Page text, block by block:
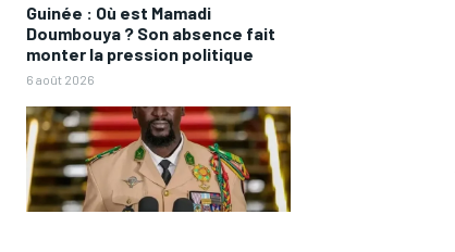
Guinée : Où est Mamadi
Doumbouya ? Son absence fait
monter la pression politique
6 août 2026